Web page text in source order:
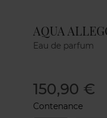
AQUA
Eau de parfum
150,90 €
Contenance